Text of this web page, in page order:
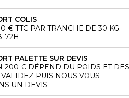
COLIS
€ TTC PAR TRANCHE DE 30 KG.
72H
PALETTE SUR DEVIS
200 € DÉPEND DU POIDS ET DES
PUIS NOUS VOUS
UN DEVIS